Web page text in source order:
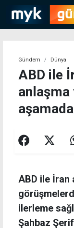
Gündem Dünya
ABD ile
anlaşma
aşamada
ABD ile İran
ilerleme
Şahbaz